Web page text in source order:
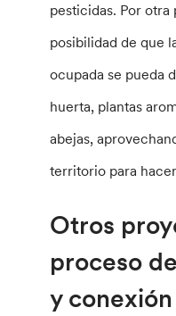
pesticidas. Por
posibilidad de que
ocupada se pueda
huerta, plantas
abejas,
territorio para
Otros
proceso
y conexión